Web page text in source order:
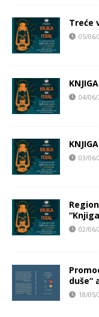
Treće
05/06/
04/06/
03/06/
02/06/
duše“
18/